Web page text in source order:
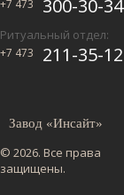
+7 473 300-30-34
Ритуальный отдел:
+7 473 211-35-12
Завод «Инсайт»
© 2026. Все права
защищены.